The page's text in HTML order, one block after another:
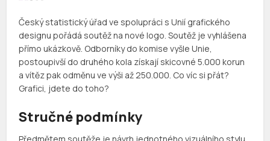
Český statistický úřad ve spolupráci s Unií grafického
designu pořádá soutěž na nové logo. Soutěž je vyhlášena
přímo ukázkově. Odborníky do komise vyšle Unie,
postoupivší do druhého kola získají skicovné 5.000 korun
a vítěz pak odměnu ve výši až 250.000. Co víc si přát?
Grafici, jdete do toho?
Stručné podmínky